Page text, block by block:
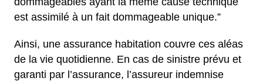
est assimilé à un fait dommageable unique.”
Ainsi, une assurance habitation couvre ces aléas
de la vie quotidienne. En cas de sinistre prévu et
garanti par l’assurance, l’assureur indemnise